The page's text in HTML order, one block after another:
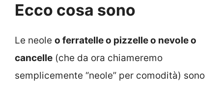
Ecco cosa sono
Le neole o ferratelle o pizzelle o nevole o
cancelle (che da ora chiameremo
semplicemente “neole” per comodità) sono